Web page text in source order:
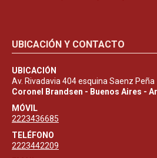
UBICACIÓN Y CONTACTO
UBICACIÓN
Av. Rivadavia 404 esquina Saenz Peña
Coronel Brandsen - Buenos Aires -
MÓVIL
2223436685
TELÉFONO
2223442209